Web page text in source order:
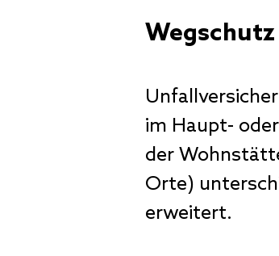
Wegschutz
im Haupt-
der
Orte)
erweitert.